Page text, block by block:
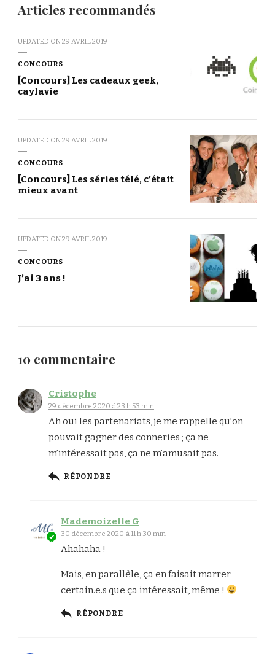
Articles recommandés
UPDATED ON29 AVRIL 2019
CONCOURS
[Concours] Les cadeaux geek,
caylavie
UPDATED ON29 AVRIL 2019
CONCOURS
[Concours] Les séries télé, c’était
mieux avant
UPDATED ON29 AVRIL 2019
CONCOURS
J’ai 3 ans !
10 commentaire
Cristophe
29 décembre 2020 à 23 h 53 min
Ah oui les partenariats, je me rappelle qu’on
pouvait gagner des conneries ; ça ne
m’intéressait pas, ça ne m’amusait pas.
RÉPONDRE
Mademoizelle G
30 décembre 2020 à 11 h 30 min
Ahahaha !
Mais, en parallèle, ça en faisait marrer
certain.e.s que ça intéressait, même !
RÉPONDRE